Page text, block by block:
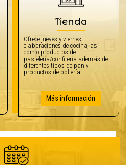
Tienda
Ofrece jueves y viernes
elaboraciones de cocina, así
como productos de
pastelería/confitería además de
diferentes tipos de pan y
productos de bollería.
Más información